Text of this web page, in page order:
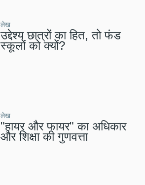
लेख
उद्देश्य छात्रों का हित, तो फंड
स्कूलों को क्यों?
लेख
"हायर और फायर" का अधिकार
और शिक्षा की गुणवत्ता